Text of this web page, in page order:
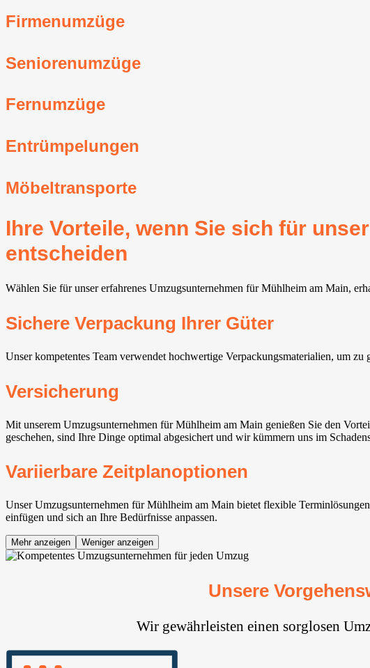
Firmenumzüge
Seniorenumzüge
Fernumzüge
Entrümpelungen
Möbeltransporte
Ihre Vorteile, wenn Sie sich für
entscheiden
Wählen Sie für unser erfahrenes Umzugsunternehmen für Mühlheim am Main,
Sichere Verpackung Ihrer Güter
Unser kompetentes Team verwendet hochwertige Verpackungsmaterialien, um
Versicherung
Mit unserem Umzugsunternehmen für Mühlheim am Main genießen Sie den
geschehen, sind Ihre Dinge optimal abgesichert und wir kümmern uns im
Variierbare Zeitplanoptionen
Unser Umzugsunternehmen für Mühlheim am Main bietet flexible
einfügen und sich an Ihre Bedürfnisse anpassen.
Mehr anzeigen Weniger anzeigen
Unsere
Wir gewährleisten einen sorglosen